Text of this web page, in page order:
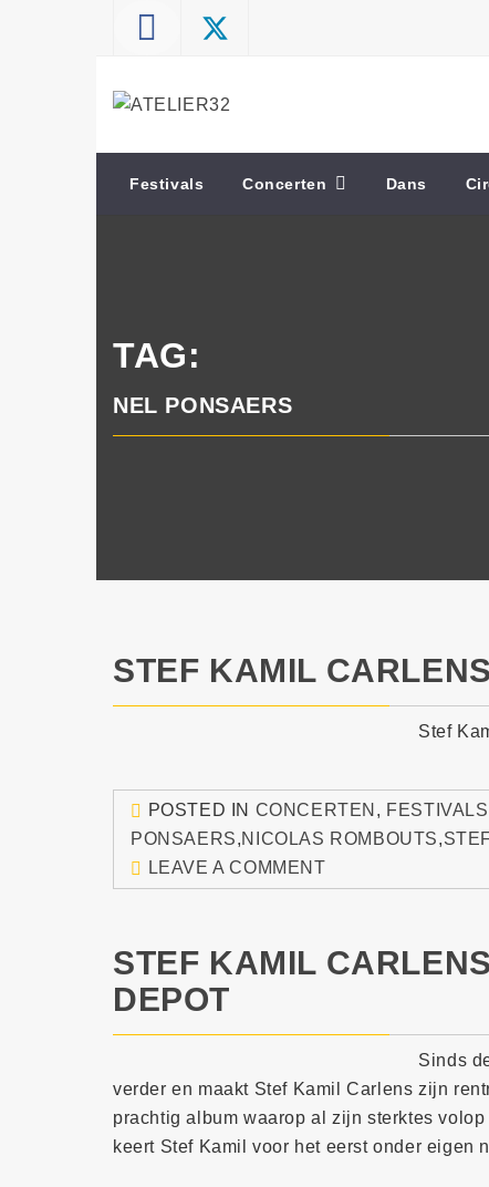
ATELIER32
Festivals Concerten Dans
TAG:
NEL PONSAERS
STEF KAMIL
Stef
POSTED IN CONCERTEN , FESTIVALS
PONSAERS,NICOLAS ROMBOUTS,
LEAVE A COMMENT
STEF KAMIL
DEPOT
Sinds
verder en maakt Stef Kamil Carlens zijn
prachtig album waarop al zijn sterktes
keert Stef Kamil voor het eerst onder eigen